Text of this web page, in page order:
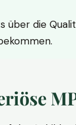
über die